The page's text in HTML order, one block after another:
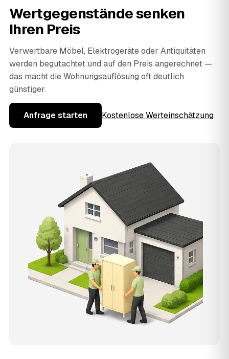
Wertgegenstände senken
Ihren Preis
Verwertbare Möbel, Elektrogeräte oder Antiquitäten
werden begutachtet und auf den Preis angerechnet —
das macht die Wohnungsauflösung oft deutlich
günstiger.
Anfrage starten Kostenlose Werteinschätzung